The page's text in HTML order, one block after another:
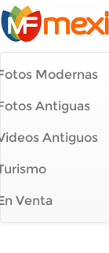
Modernas
Antiguas
Antiguos
Venta